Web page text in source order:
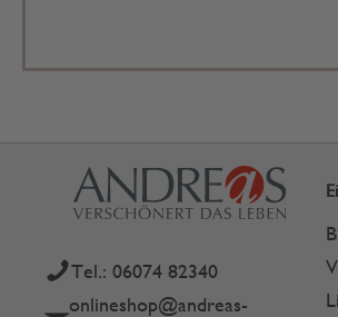
Tel.: 06074 82340
onlineshop@andreas-